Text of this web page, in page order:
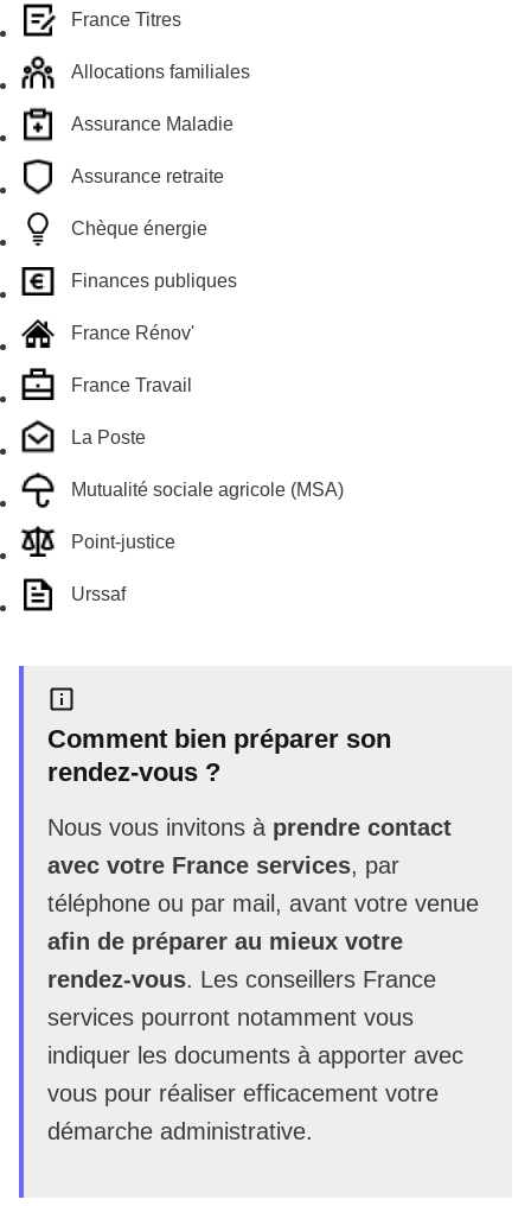
France Titres
Allocations familiales
Assurance Maladie
Assurance retraite
Chèque énergie
Finances publiques
France Rénov'
France Travail
La Poste
Mutualité sociale agricole (MSA)
Point-justice
Urssaf
Comment bien préparer son
rendez-vous ?
Nous vous invitons à prendre contact
avec votre France services, par
téléphone ou par mail, avant votre venue
afin de préparer au mieux votre
rendez-vous. Les conseillers France
services pourront notamment vous
indiquer les documents à apporter avec
vous pour réaliser efficacement votre
démarche administrative.